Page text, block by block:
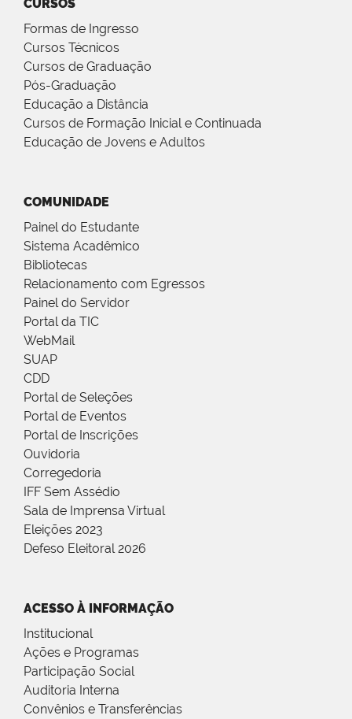
CURSOS
Formas de Ingresso
Cursos Técnicos
Cursos de Graduação
Pós-Graduação
Educação a Distância
Cursos de Formação Inicial e Continuada
Educação de Jovens e Adultos
COMUNIDADE
Painel do Estudante
Sistema Acadêmico
Bibliotecas
Relacionamento com Egressos
Painel do Servidor
Portal da TIC
WebMail
SUAP
CDD
Portal de Seleções
Portal de Eventos
Portal de Inscrições
Ouvidoria
Corregedoria
IFF Sem Assédio
Sala de Imprensa Virtual
Eleições 2023
Defeso Eleitoral 2026
ACESSO À INFORMAÇÃO
Institucional
Ações e Programas
Participação Social
Auditoria Interna
Convênios e Transferências